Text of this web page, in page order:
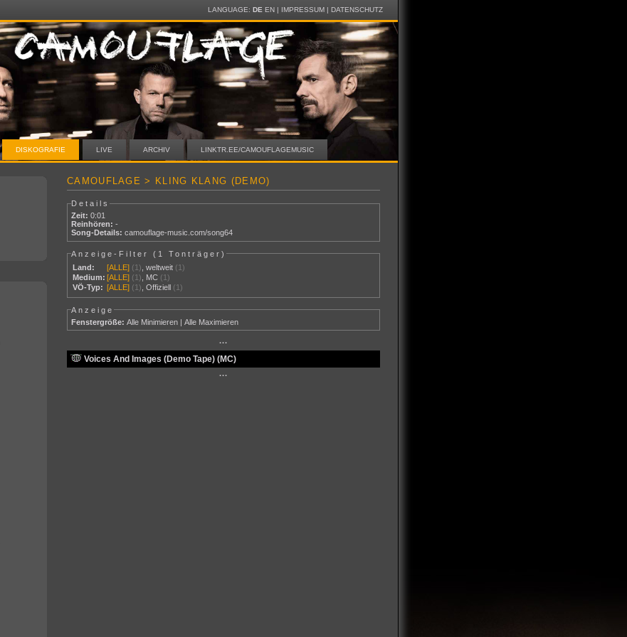
LANGUAGE: DE EN| IMPRESSUM| DATENSCHUTZ
DISKOGRAFIE LIVE ARCHIV LINKTR.EE/CAMOUFLAGEMUSIC
CAMOUFLAGE > KLING KLANG (DEMO)
Details
Zeit: 0:01
Reinhören:-
Song-Details: camouflage-music.com/song64
Anzeige-Filter ( 1 Tonträger)
Land:
[ALLE] (1) ,weltweit (1)
Medium: [ALLE] (1) MC (1)
VÖ-Typ: [ALLE] (1) ,Offiziell (1)
Anzeige
Fenstergröße: Alle Minimieren |Alle Maximieren
···
Voices And Images (Demo Tape) (MC)
···